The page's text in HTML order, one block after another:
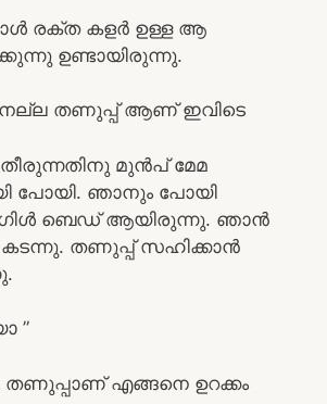
രക്ത കളർ ഉള്ള ആ
ഉണ്ടായിരുന്നു.
തണുപ്പ് ആണ് ഇവിടെ
മുൻപ് മേമ
പോയി. ഞാനും പോയി
ബെഡ് ആയിരുന്നു. ഞാൻ
കടന്നു. തണുപ്പ് സഹിക്കാൻ
”
എങ്ങനെ ഉറക്കം